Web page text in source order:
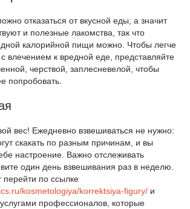
отказаться от вкусной еды, а значит
и полезные лакомства, так что
калорийной пищи можно. Чтобы легче
влечением к вредной еде, представляйте
черствой, заплесневелой, чтобы
попробовать.
вес! Ежедневно взвешиваться не нужно:
скакать по разным причинам, и вы
настроение. Важно отслеживать
один день взвешивания раз в неделю.
перейти по ссылке
kosmetologiya/korrektsiya-figury/ и
услугами профессионалов, которые